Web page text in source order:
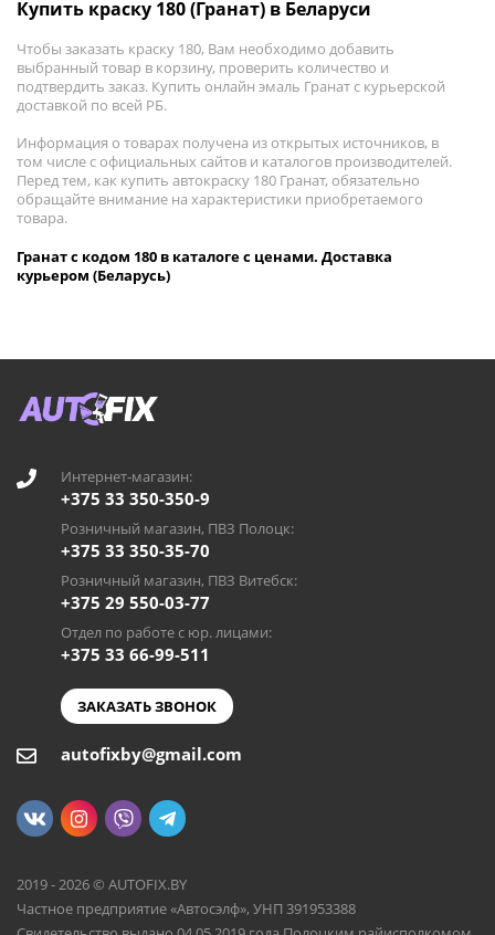
Купить краску 180 (Гранат) в Беларуси
Чтобы заказать краску 180, Вам необходимо добавить
выбранный товар в корзину, проверить количество и
подтвердить заказ. Купить онлайн эмаль Гранат с курьерской
доставкой по всей РБ.
Информация о товарах получена из открытых источников, в
том числе с официальных сайтов и каталогов производителей.
Перед тем, как купить автокраску 180 Гранат, обязательно
обращайте внимание на характеристики приобретаемого
товара.
Гранат с кодом 180 в каталоге с ценами. Доставка
курьером (Беларусь)
Интернет-магазин:
+375 33 350-350-9
Розничный магазин, ПВЗ Полоцк:
+375 33 350-35-70
Розничный магазин, ПВЗ Витебск:
+375 29 550-03-77
Отдел по работе с юр. лицами:
+375 33 66-99-511
ЗАКАЗАТЬ ЗВОНОК
autofixby@gmail.com
2019 - 2026 © AUTOFIX.BY
Частное предприятие «Автосэлф», УНП 391953388